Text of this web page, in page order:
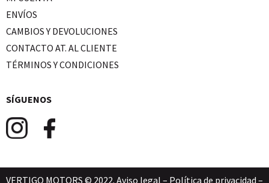
ENVÍOS
CAMBIOS Y DEVOLUCIONES
CONTACTO AT. AL CLIENTE
TÉRMINOS Y CONDICIONES
SÍGUENOS
VERTIGO MOTORS © 2022. Aviso legal – Política de privacidad –